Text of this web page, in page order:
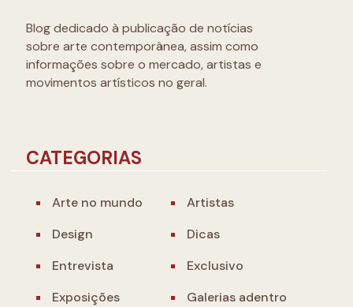
Blog dedicado à publicação de notícias
sobre arte contemporânea, assim como
informações sobre o mercado, artistas e
movimentos artísticos no geral.
CATEGORIAS
Arte no mundo
Artistas
Design
Dicas
Entrevista
Exclusivo
Exposições
Galerias adentro